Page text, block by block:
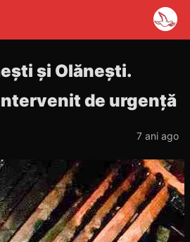
și Olănești.
de urgență
7 ani ago